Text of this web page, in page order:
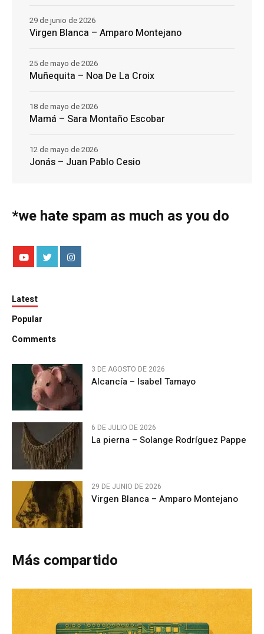
Virgen Blanca – Amparo Montejano
29 de junio de 2026
Muñequita – Noa De La Croix
25 de mayo de 2026
Mamá – Sara Montaño Escobar
18 de mayo de 2026
Jonás – Juan Pablo Cesio
12 de mayo de 2026
*we hate spam as much as you do
Latest
Popular
Comments
3 DE AGOSTO DE 2026
Alcancía – Isabel Tamayo
6 DE JULIO DE 2026
La pierna – Solange Rodríguez Pappe
29 DE JUNIO DE 2026
Virgen Blanca – Amparo Montejano
Más compartido